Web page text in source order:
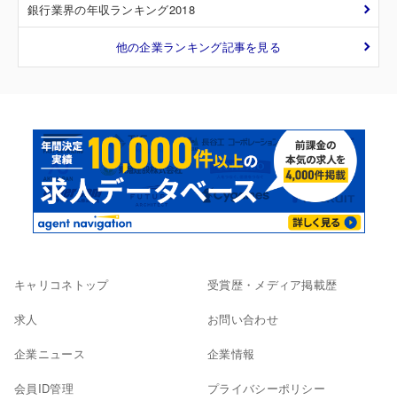
銀行業界の年収ランキング2018
他の企業ランキング記事を見る
キャリコネトップ
求人
企業ニュース
会員ID管理
受賞歴・メディア掲載歴
お問い合わせ
企業情報
プライバシーポリシー